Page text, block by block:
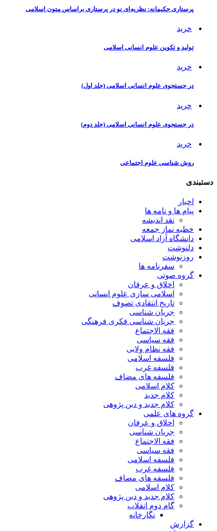
پرستاری حکیمانه: نظریه‌ای نو در پرستاری براساس متون اسلامی
خرید
تولید و تکوین علوم انسانی اسلامی
خرید
در جستجوی علوم انسانی اسلامی (جلد اول)
خرید
در جستجوی علوم انسانی اسلامی (جلد دوم)
خرید
روش شناسی علوم اجتماعی
دستبندی
اخبار
پیام ها و نامه ها
نقد اندیشه
خطبه نماز جمعه
دانشگاه آزاد اسلامی
دلنوشت
روزنوشت
سفرنامه ها
گروه صوتی
اخلاق و عرفان
اسلامی سازی علوم انسانی
تاریخ انتقادی تصوف
جریان شناسی
جریان شناسی فکری فرهنگی
فقه الاجتماع
فقه سیاسی
فقه نظام ولایی
فلسفه اسلامی
فلسفه غرب
فلسفه های مضاف
کلام اسلامی
کلام جدید
کلام جدید و دین پژوهی
گروه های علمی
اخلاق و عرفان
جریان شناسی
فقه الاجتماع
فقه سیاسی
فلسفه اسلامی
فلسفه غرب
فلسفه های مضاف
کلام اسلامی
کلام جدید و دین پژوهی
گام دوم انقلاب
نگارخانه
گزارش